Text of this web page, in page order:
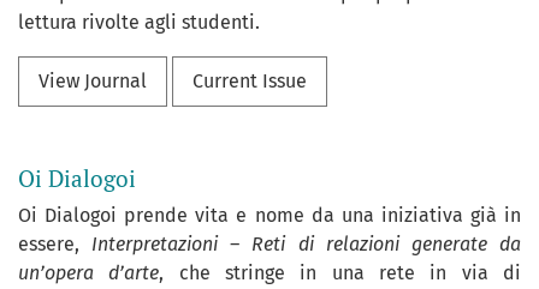
lettura rivolte agli studenti.
View Journal Current Issue
Oi Dialogoi
Oi Dialogoi prende vita e nome da una iniziativa già in
essere, Interpretazioni – Reti di relazioni generate da
un’opera d’arte, che stringe in una rete in via di